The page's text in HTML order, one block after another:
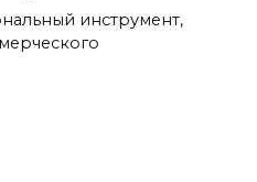
инструмент,